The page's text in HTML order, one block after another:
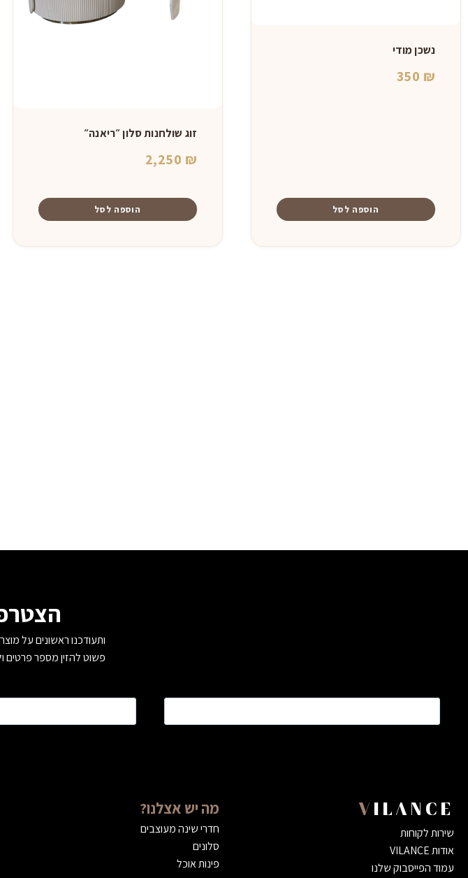
נשכן מודי
350 ₪
הוספה לסל
זוג שולחנות סלון ״ריאנה״
2,250 ₪
הוספה לסל
ותעודכנו ראשונים על
פשוט להזין מספר
VILANCE
שירות לקוחות
אודות VILANCE
עמוד הפייסבוק שלנו
מה יש אצלנו?
חדרי שינה מעוצבים
סלונים
פינות אוכל